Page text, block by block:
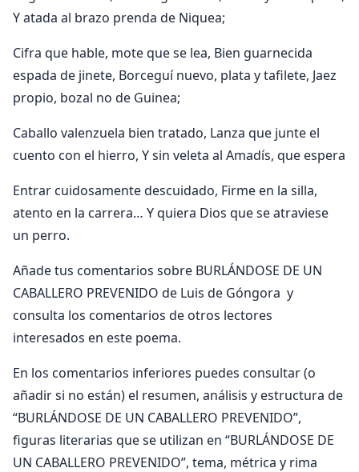
Y atada al brazo prenda de Niquea;
Cifra que hable, mote que se lea, Bien guarnecida
espada de jinete, Borceguí nuevo, plata y tafilete, Jaez
propio, bozal no de Guinea;
Caballo valenzuela bien tratado, Lanza que junte el
cuento con el hierro, Y sin veleta al Amadís, que espera
Entrar cuidosamente descuidado, Firme en la silla,
atento en la carrera… Y quiera Dios que se atraviese
un perro.
Añade tus comentarios sobre BURLÁNDOSE DE UN
CABALLERO PREVENIDO de Luis de Góngora y
consulta los comentarios de otros lectores
interesados en este poema.
En los comentarios inferiores puedes consultar (o
añadir si no están) el resumen, análisis y estructura de
“BURLÁNDOSE DE UN CABALLERO PREVENIDO”,
figuras literarias que se utilizan en “BURLÁNDOSE DE
UN CABALLERO PREVENIDO”, tema, métrica y rima